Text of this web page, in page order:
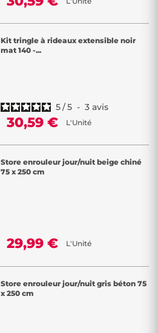
Kit tringle à rideaux extensible noir
mat 140 -...
5/5 - 3 avis
30,59 € L'Unité
Store enrouleur jour/nuit beige chiné
75 x 250 cm
29,99 € L'Unité
Store enrouleur jour/nuit gris béton 75
x 250 cm